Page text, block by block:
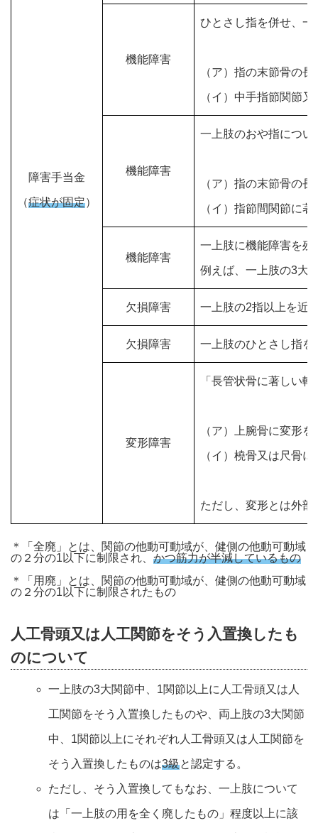
障害手当金
（症状が固定）
機能障害
ひとさし指を併せ、
（ア）指の末節骨の
（イ）中手指節関節
機能障害
一上肢のおや指につ
（ア）指の末節骨の
（イ）指節間関節に
機能障害
一上肢に機能障害を残
例えば、一上肢の3大
欠損障害 一上肢の2指以上を近
欠損障害 一上肢のひとさし指
変形障害
「長管状骨に著しい
（ア）上腕骨に変形
（イ）橈骨又は尺骨
ただし、変形とは外
＊「全廃」とは、関節の他動可動域が、健側の他動可動域
の２分の1以下に制限され、 かつ筋力が半減しているもの
＊「用廃」とは、関節の他動可動域が、健側の他動可動域
の２分の1以下に制限されたもの
人工骨頭又は人工関節をそう入置換したも
のについて
一上肢の3大関節中、1関節以上に人工骨頭又は人
工関節をそう入置換したものや、両上肢の3大関節
中、1関節以上にそれぞれ人工骨頭又は人工関節を
そう入置換したものは3級と認定する。
ただし、そう入置換してもなお、一上肢について
は「一上肢の用を全く廃したもの」程度以上に該